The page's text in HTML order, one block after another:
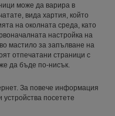
може да варира в
вида хартия, който
на околната среда, като
настройка на
мастило за запълване на
отпечатани страници с
да бъде по-нисък.
За повече информация
посетете